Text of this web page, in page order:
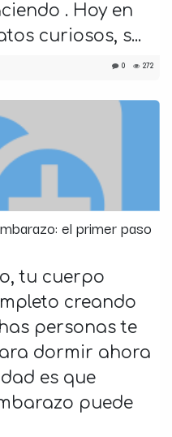
. Hoy en
curiosos, s...
0 272
el primer paso
tu cuerpo
creando
personas te
dormir ahora
es que
puede